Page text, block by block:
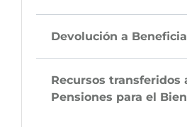
Devolución a
Recursos transferidos
Pensiones para el